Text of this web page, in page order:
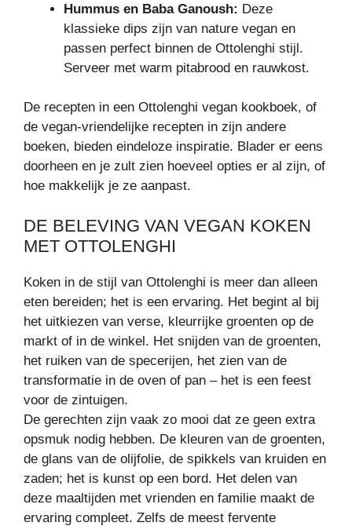
Hummus en Baba Ganoush: Deze
klassieke dips zijn van nature vegan en
passen perfect binnen de Ottolenghi stijl.
Serveer met warm pitabrood en rauwkost.
De recepten in een Ottolenghi vegan kookboek, of
de vegan-vriendelijke recepten in zijn andere
boeken, bieden eindeloze inspiratie. Blader er eens
doorheen en je zult zien hoeveel opties er al zijn, of
hoe makkelijk je ze aanpast.
DE BELEVING VAN VEGAN KOKEN
MET OTTOLENGHI
Koken in de stijl van Ottolenghi is meer dan alleen
eten bereiden; het is een ervaring. Het begint al bij
het uitkiezen van verse, kleurrijke groenten op de
markt of in de winkel. Het snijden van de groenten,
het ruiken van de specerijen, het zien van de
transformatie in de oven of pan – het is een feest
voor de zintuigen.
De gerechten zijn vaak zo mooi dat ze geen extra
opsmuk nodig hebben. De kleuren van de groenten,
de glans van de olijfolie, de spikkels van kruiden en
zaden; het is kunst op een bord. Het delen van
deze maaltijden met vrienden en familie maakt de
ervaring compleet. Zelfs de meest fervente